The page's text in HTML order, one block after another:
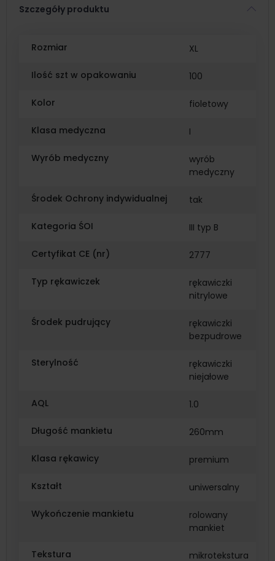
Szczegóły produktu
Rozmiar XL
Ilość szt w opakowaniu 100
Kolor fioletowy
Klasa medyczna I
Wyrób medyczny
wyrób
medyczny
Środek Ochrony indywidualnej tak
Kategoria ŚOI III typ B
Certyfikat CE (nr) 2777
Typ rękawiczek
rękawiczki
nitrylowe
Środek pudrujący
rękawiczki
bezpudrowe
Sterylność
rękawiczki
niejałowe
AQL 1.0
Długość mankietu 260mm
Klasa rękawicy premium
Kształt uniwersalny
Wykończenie mankietu
rolowany
mankiet
Tekstura
mikrotekstura